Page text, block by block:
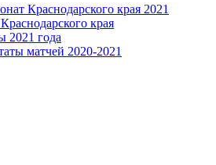
Краснодарского края 2021
края
2021 года
матчей 2020-2021